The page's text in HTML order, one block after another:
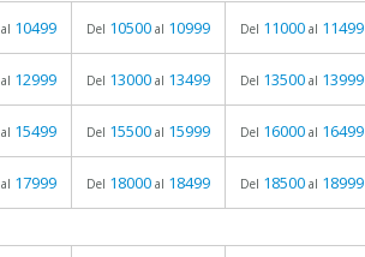
al 10499 Del 10500 al 10999 Del 11000 al 11499
al 12999 Del 13000 al 13499 Del 13500 al 13999
al 15499 Del 15500 al 15999 Del 16000 al 16499
al 17999 Del 18000 al 18499 Del 18500 al 18999